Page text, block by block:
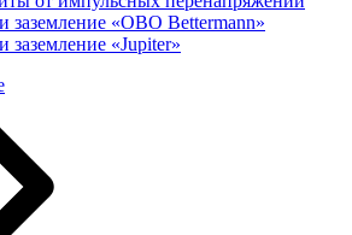
заземление «OBO Bettermann»
«Jupiter»